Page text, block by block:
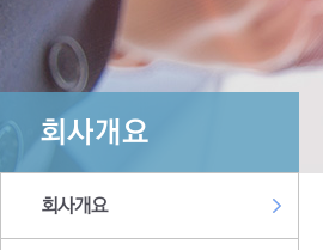
회사개요
회사개요